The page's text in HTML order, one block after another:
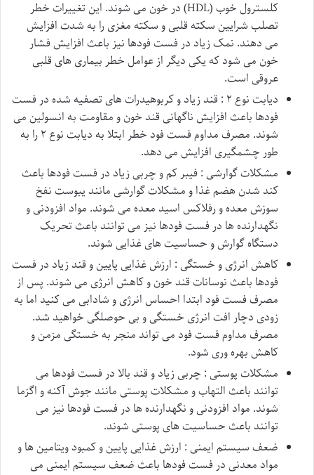
کلسترول خوب (HDL) در خون می شوند. این تغییرات خطر
تصلب شرایین سکته قلبی و سکته مغزی را به شدت افزایش
می دهند. نمک زیاد در فست فودها نیز باعث افزایش فشار
خون می شود که یکی دیگر از عوامل خطر بیماری های قلبی
عروقی است.
دیابت نوع ۲ : قند زیاد و کربوهیدرات های تصفیه شده در فست
فودها باعث افزایش ناگهانی قند خون و مقاومت به انسولین می
شوند. مصرف مداوم فست فود خطر ابتلا به دیابت نوع ۲ را به
طور چشمگیری افزایش می دهد.
مشکلات گوارشی : فیبر کم و چربی زیاد در فست فودها باعث
کند شدن هضم غذا و مشکلات گوارشی مانند یبوست نفخ
سوزش معده و رفلاکس اسید معده می شوند. مواد افزودنی و
نگهدارنده ها در فست فودها نیز می توانند باعث تحریک
دستگاه گوارش و حساسیت های غذایی شوند.
کاهش انرژی و خستگی : ارزش غذایی پایین و قند زیاد در فست
فودها باعث نوسانات قند خون و کاهش انرژی می شوند. پس از
مصرف فست فود ابتدا احساس انرژی و شادابی می کنید اما به
زودی دچار افت انرژی خستگی و بی حوصلگی خواهید شد.
مصرف مداوم فست فود می تواند منجر به خستگی مزمن و
کاهش بهره وری شود.
مشکلات پوستی : چربی زیاد و قند بالا در فست فودها می
توانند باعث التهاب و مشکلات پوستی مانند جوش آکنه و اگزما
شوند. مواد افزودنی و نگهدارنده ها در فست فودها نیز می
توانند باعث حساسیت های پوستی شوند.
ضعف سیستم ایمنی : ارزش غذایی پایین و کمبود ویتامین ها و
مواد معدنی در فست فودها باعث ضعف سیستم ایمنی می